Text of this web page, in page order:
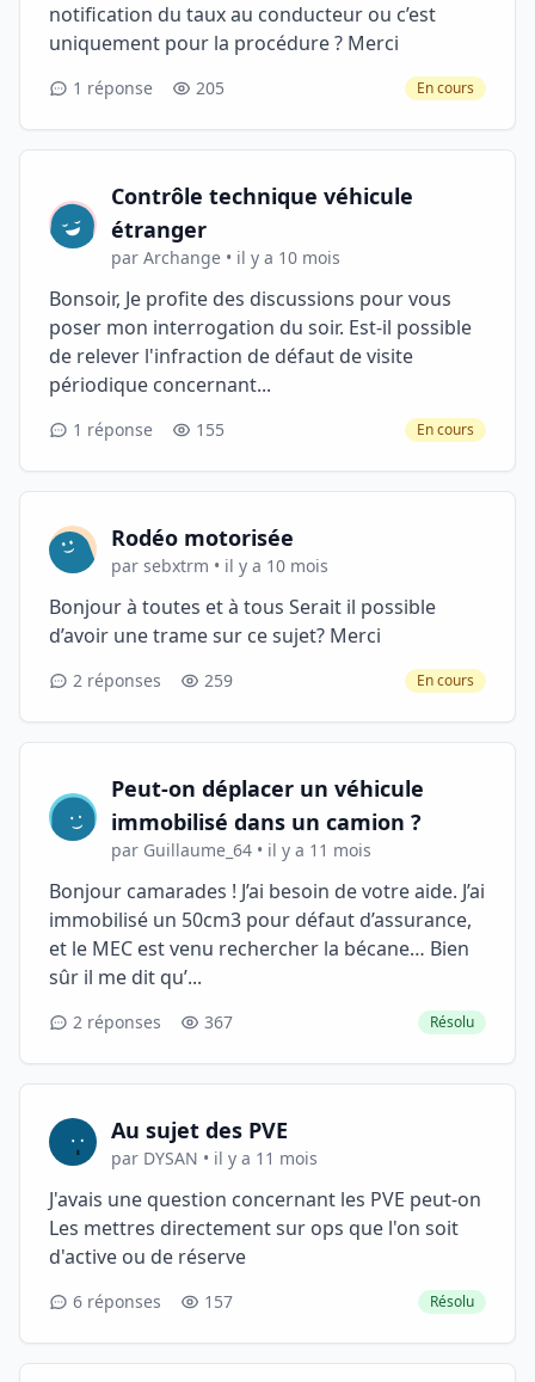
notification du taux au conducteur ou c’est
uniquement pour la procédure ? Merci
1 réponse 205 En cours
Contrôle technique véhicule
étranger
par Archange • il y a 10 mois
Bonsoir, Je profite des discussions pour vous
poser mon interrogation du soir. Est-il possible
de relever l'infraction de défaut de visite
périodique concernant...
1 réponse 155 En cours
Rodéo motorisée
par sebxtrm • il y a 10 mois
Bonjour à toutes et à tous Serait il possible
d’avoir une trame sur ce sujet? Merci
2 réponses 259 En cours
Peut-on déplacer un véhicule
immobilisé dans un camion ?
par Guillaume_64 • il y a 11 mois
Bonjour camarades ! J’ai besoin de votre aide. J’ai
immobilisé un 50cm3 pour défaut d’assurance,
et le MEC est venu rechercher la bécane… Bien
sûr il me dit qu’...
2 réponses 367 Résolu
Au sujet des PVE
par DYSAN • il y a 11 mois
J'avais une question concernant les PVE peut-on
Les mettres directement sur ops que l'on soit
d'active ou de réserve
6 réponses 157 Résolu